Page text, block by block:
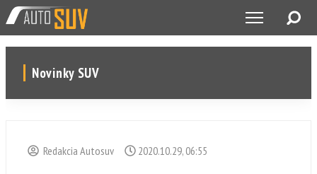
Novinky SUV
Redakcia Autosuv 2020.10.29, 06:55